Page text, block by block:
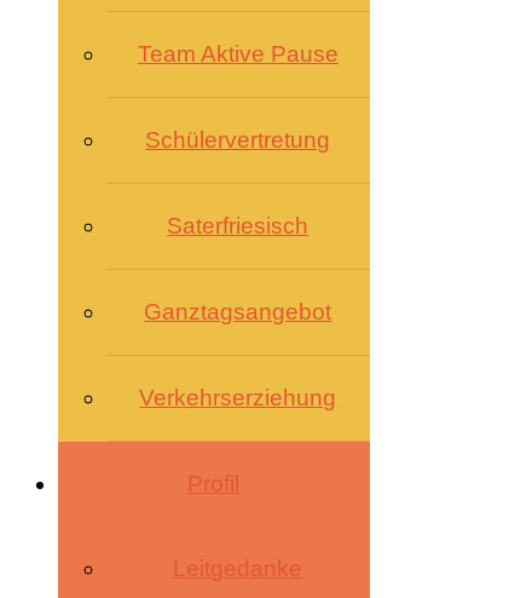
Team Aktive Pause
Schülervertretung
Saterfriesisch
Ganztagsangebot
Verkehrserziehung
Profil
Leitgedanke